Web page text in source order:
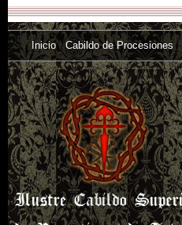
Inicio Cabildo de Procesiones